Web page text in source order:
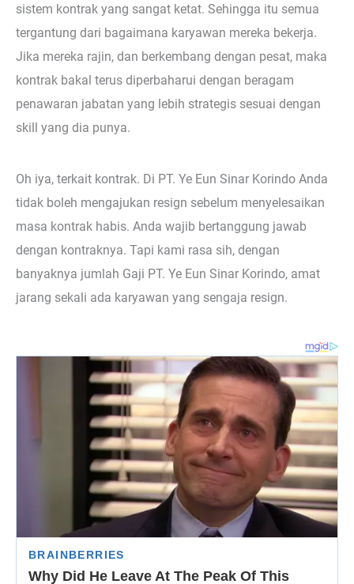
sistem kontrak yang sangat ketat. Sehingga itu semua
tergantung dari bagaimana karyawan mereka bekerja.
Jika mereka rajin, dan berkembang dengan pesat, maka
kontrak bakal terus diperbaharui dengan beragam
penawaran jabatan yang lebih strategis sesuai dengan
skill yang dia punya.
Oh iya, terkait kontrak. Di PT. Ye Eun Sinar Korindo Anda
tidak boleh mengajukan resign sebelum menyelesaikan
masa kontrak habis. Anda wajib bertanggung jawab
dengan kontraknya. Tapi kami rasa sih, dengan
banyaknya jumlah Gaji PT. Ye Eun Sinar Korindo, amat
jarang sekali ada karyawan yang sengaja resign.